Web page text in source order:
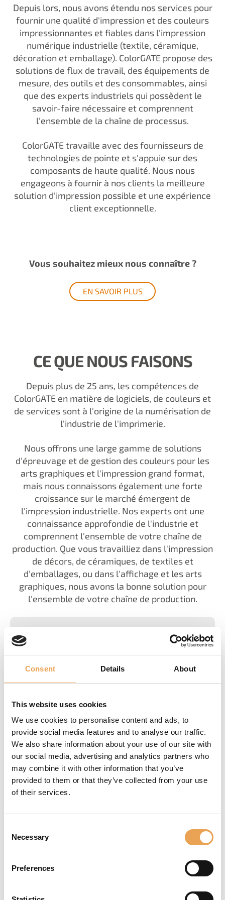
Consent Details About
This website uses cookies
We use cookies to personalise content and ads, to
provide social media features and to analyse our traffic.
We also share information about your use of our site with
our social media, advertising and analytics partners who
may combine it with other information that you’ve
provided to them or that they’ve collected from your use
of their services.
Selection
Necessary
Preferences
Depuis lors, nous avons étendu nos services pour
fournir une qualité d'impression et des couleurs
impressionnantes et fiables dans l'impression
numérique industrielle (textile, céramique,
décoration et emballage). ColorGATE propose des
solutions de flux de travail, des équipements de
mesure, des outils et des consommables, ainsi
que des experts industriels qui possèdent le
savoir-faire nécessaire et comprennent
l'ensemble de la chaîne de processus.
ColorGATE travaille avec des fournisseurs de
technologies de pointe et s'appuie sur des
composants de haute qualité. Nous nous
engageons à fournir à nos clients la meilleure
solution d'impression possible et une expérience
client exceptionnelle.
Vous souhaitez mieux nous connaître ?
EN SAVOIR PLUS
CE QUE NOUS FAISONS
Depuis plus de 25 ans, les compétences de
ColorGATE en matière de logiciels, de couleurs et
de services sont à l'origine de la numérisation de
l'industrie de l'imprimerie.
Nous offrons une large gamme de solutions
d'épreuvage et de gestion des couleurs pour les
arts graphiques et l'impression grand format,
mais nous connaissons également une forte
croissance sur le marché émergent de
l'impression industrielle. Nos experts ont une
connaissance approfondie de l'industrie et
comprennent l'ensemble de votre chaîne de
production. Que vous travailliez dans l'impression
de décors, de céramiques, de textiles et
d'emballages, ou dans l'affichage et les arts
graphiques, nous avons la bonne solution pour
l'ensemble de votre chaîne de production.
OEM
2'000
Conducteurs
19'000
ColorGATE propose un portefeuille innovant,
personnalisé et modulaire de solutions logicielles
et de décoration industrielles tout au long de la